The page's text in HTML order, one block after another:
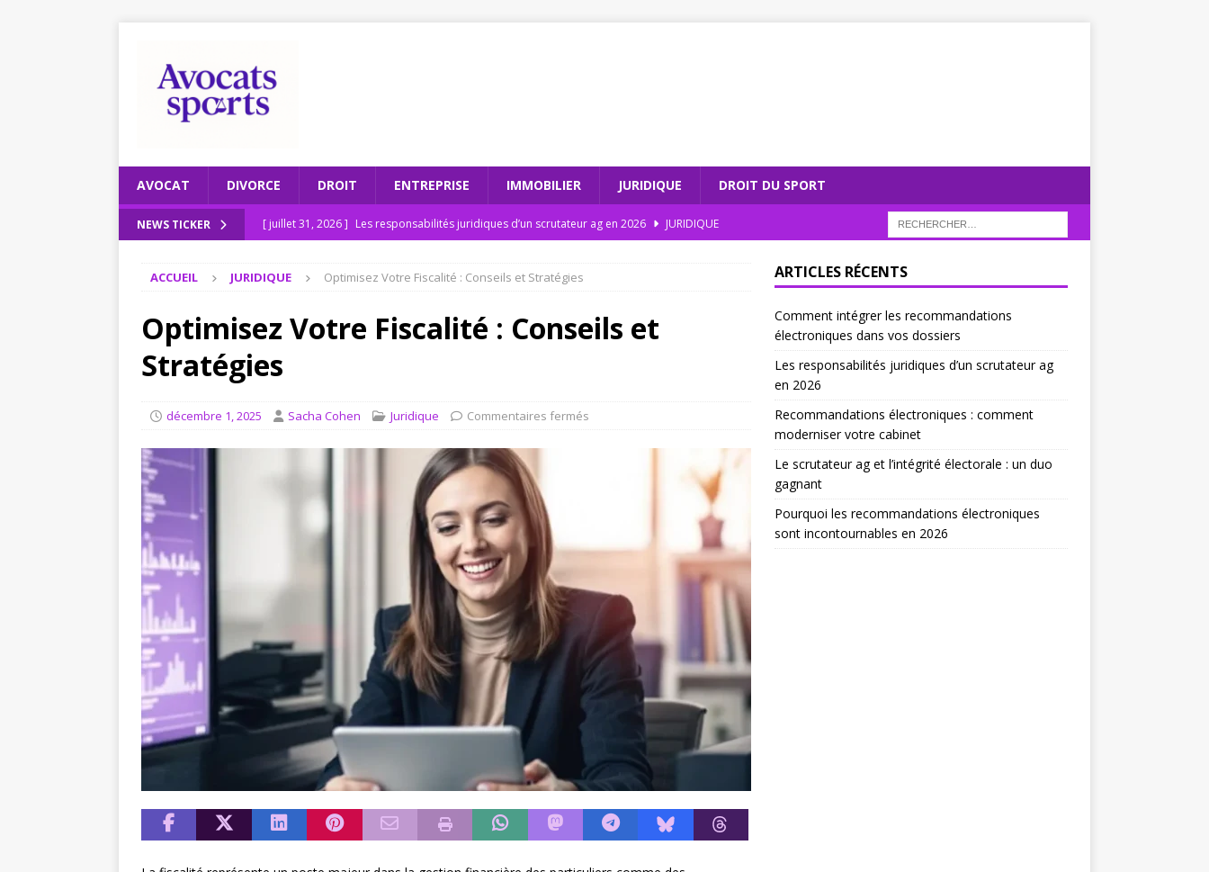
AVOCAT DIVORCE DROIT ENTREPRISE IMMOBILIER JURIDIQUE DROIT DU SPORT
NEWS TICKER [ juillet 31, 2026 ] Les responsabilités juridiques d’un scrutateur ag en 2026
JURIDIQUE
ENTREPRISE
[ juillet 23, 2026 ]
Le scrutateur ag et l’intégrité électorale : un duo gagnant
2026
[ août 4, 2026 ]
Comment intégrer les recommandations électroniques dans vos dossiers
ACCUEIL JURIDIQUE Optimisez Votre Fiscalité : Conseils et Stratégies
Optimisez Votre Fiscalité : Conseils et
Stratégies
décembre 1, 2025 Sacha Cohen Juridique Commentaires fermés
ARTICLES RÉCENTS
Comment intégrer les recommandations
électroniques dans vos dossiers
Les responsabilités juridiques d’un scrutateur ag
en 2026
Recommandations électroniques : comment
moderniser votre cabinet
Le scrutateur ag et l’intégrité électorale : un duo
gagnant
Pourquoi les recommandations électroniques
sont incontournables en 2026